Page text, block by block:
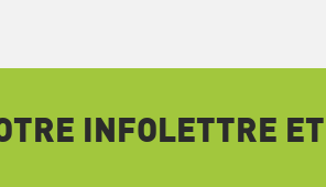
INFOLETTRE